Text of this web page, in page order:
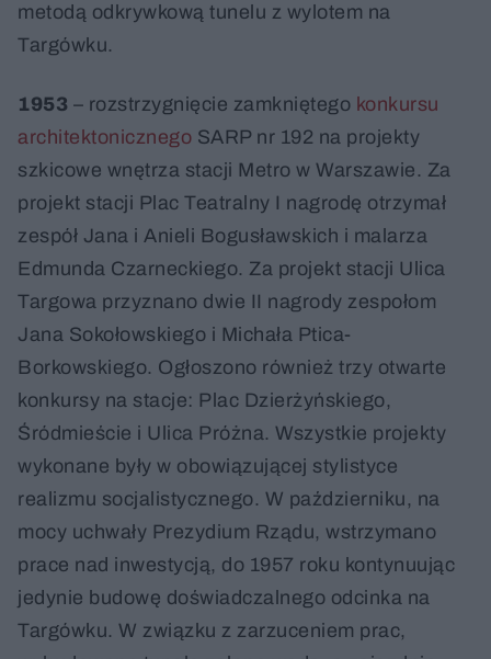
metodą odkrywkową tunelu z wylotem na
Targówku.
1953 – rozstrzygnięcie zamkniętego konkursu
architektonicznego SARP nr 192 na projekty
szkicowe wnętrza stacji Metro w Warszawie. Za
projekt stacji Plac Teatralny I nagrodę otrzymał
zespół Jana i Anieli Bogusławskich i malarza
Edmunda Czarneckiego. Za projekt stacji Ulica
Targowa przyznano dwie II nagrody zespołom
Jana Sokołowskiego i Michała Ptica-
Borkowskiego. Ogłoszono również trzy otwarte
konkursy na stacje: Plac Dzierżyńskiego,
Śródmieście i Ulica Próżna. Wszystkie projekty
wykonane były w obowiązującej stylistyce
realizmu socjalistycznego. W październiku, na
mocy uchwały Prezydium Rządu, wstrzymano
prace nad inwestycją, do 1957 roku kontynuując
jedynie budowę doświadczalnego odcinka na
Targówku. W związku z zarzuceniem prac,